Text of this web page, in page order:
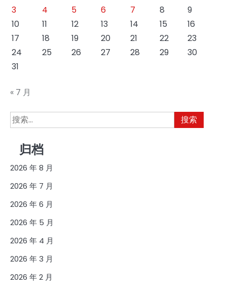
3
4 5 6 7 8
9
10
11 12 13 14 15
16
17
18 19 20 21 22
23
24
25 26 27 28 29
30
31
« 7 月
搜
索：
归档
2026 年 8 月
2026 年 7 月
2026 年 6 月
2026 年 5 月
2026 年 4 月
2026 年 3 月
2026 年 2 月